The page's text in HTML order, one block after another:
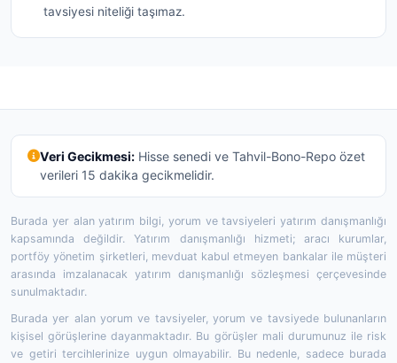
tavsiyesi niteliği taşımaz.
Veri Gecikmesi:Hisse senedi ve Tahvil-Bono-Repo özet
verileri 15 dakika gecikmelidir.
Burada yer alan yatırım bilgi, yorum ve tavsiyeleri yatırım danışmanlığı
kapsamında değildir. Yatırım danışmanlığı hizmeti; aracı kurumlar,
portföy yönetim şirketleri, mevduat kabul etmeyen bankalar ile müşteri
arasında imzalanacak yatırım danışmanlığı sözleşmesi çerçevesinde
sunulmaktadır.
Burada yer alan yorum ve tavsiyeler, yorum ve tavsiyede bulunanların
kişisel görüşlerine dayanmaktadır. Bu görüşler mali durumunuz ile risk
ve getiri tercihlerinize uygun olmayabilir. Bu nedenle, sadece burada